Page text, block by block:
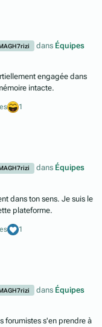
dans Équipes
engagée dans
vit le pays. J'ai la mémoire intacte.
1
dans Équipes
ton sens. Je suis le
plateforme.
1
dans Équipes
forumistes s'en prendre à